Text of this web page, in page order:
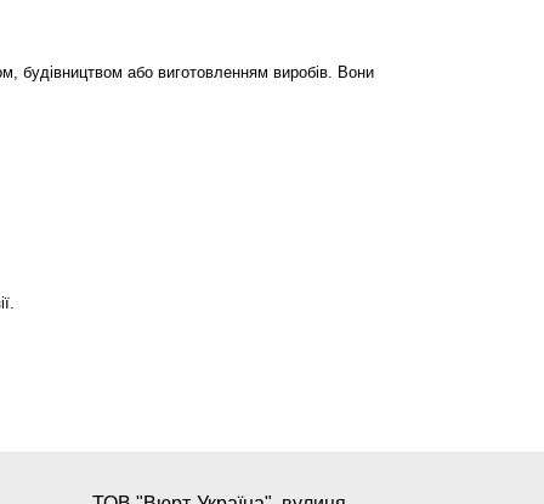
будівництвом або виготовленням виробів. Вони